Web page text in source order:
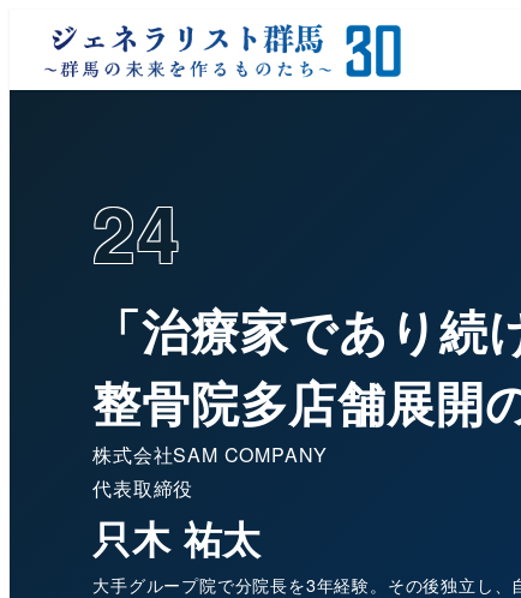
24
「治療家であり続
整骨院多店舗展開
株式会社SAM COMPANY
代表取締役
只木 祐太
大手グループ院で分院長を3年経験。その後独立し